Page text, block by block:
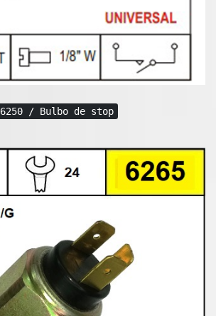
6250 / Bulbo de stop